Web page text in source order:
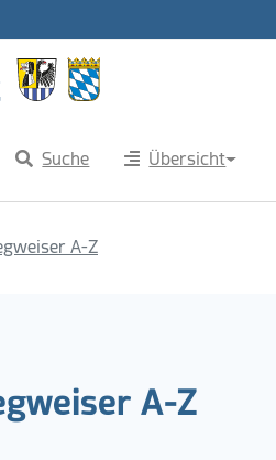
springen
Suche Übersicht
A-Z
A-Z